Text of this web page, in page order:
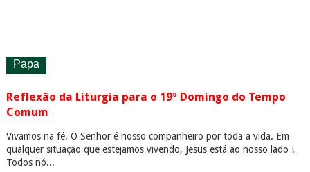
Papa
Reflexão da Liturgia para o 19º Domingo do Tempo
Comum
Vivamos na fé. O Senhor é nosso companheiro por toda a vida. Em
qualquer situação que estejamos vivendo, Jesus está ao nosso lado !
Todos nó...